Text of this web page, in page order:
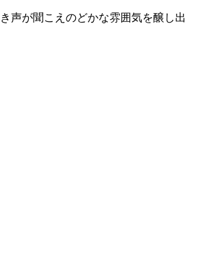
声が聞こえのどかな雰囲気を醸し出